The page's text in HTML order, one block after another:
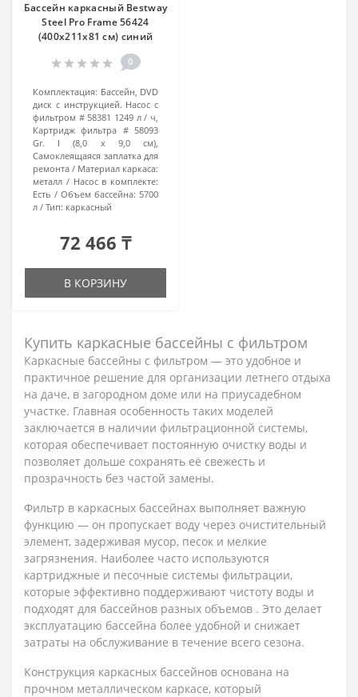
Бассейн каркасный Bestway
Steel Pro Frame 56424
(400х211х81 см) синий
0
Комплектация: Бассейн, DVD
диск с инструкцией. Насос с
фильтром # 58381 1249 л / ч,
Картридж фильтра # 58093
Gr. I (8,0 х 9,0 см),
Самоклеящаяся заплатка для
ремонта
Материал каркаса:
металл
Насос в комплекте:
Есть
Объем бассейна: 5700
л
Тип: каркасный
72 466 ₸
В КОРЗИНУ
Купить каркасные бассейны с фильтром
Каркасные бассейны с фильтром — это удобное и
практичное решение для организации летнего отдыха
на даче, в загородном доме или на приусадебном
участке. Главная особенность таких моделей
заключается в наличии фильтрационной системы,
которая обеспечивает постоянную очистку воды и
позволяет дольше сохранять её свежесть и
прозрачность без частой замены.
Фильтр в каркасных бассейнах выполняет важную
функцию — он пропускает воду через очистительный
элемент, задерживая мусор, песок и мелкие
загрязнения. Наиболее часто используются
картриджные и песочные системы фильтрации,
которые эффективно поддерживают чистоту воды и
подходят для бассейнов разных объемов . Это делает
эксплуатацию бассейна более удобной и снижает
затраты на обслуживание в течение всего сезона.
Конструкция каркасных бассейнов основана на
прочном металлическом каркасе, который